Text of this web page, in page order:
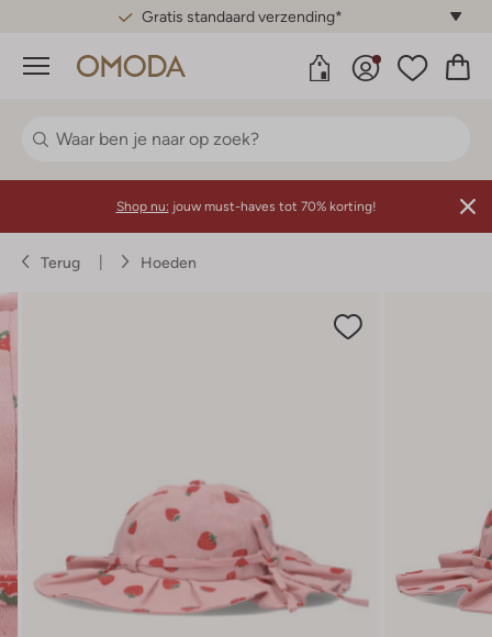
Gratis standaard verzending*
Menu
Shop nu: jouw must-haves tot 70% korting!
Terug Hoeden